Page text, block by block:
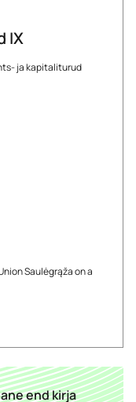
IX
ja kapitaliturud
Saulėgrąža on a
end kirja